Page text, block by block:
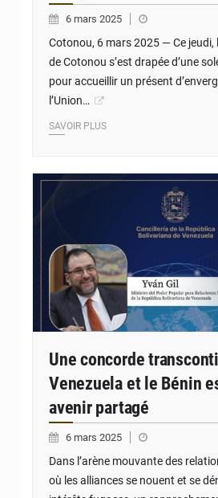
6 mars 2025
Cotonou, 6 mars 2025 — Ce jeudi,
de Cotonou s’est drapée d’une
pour accueillir un présent
l’Union…
SAVOIR PLUS
Une concorde
Venezuela et le Bénin
avenir partagé
6 mars 2025
Dans l’arène mouvante des
où les alliances se nouent et se